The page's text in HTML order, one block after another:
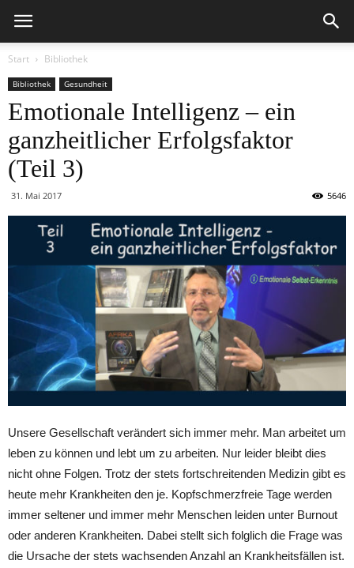
Start Bibliothek
Bibliothek Gesundheit
Emotionale Intelligenz – ein
ganzheitlicher Erfolgsfaktor
(Teil 3)
31. Mai 2017 5646
Unsere Gesellschaft verändert sich immer mehr. Man arbeitet um
leben zu können und lebt um zu arbeiten. Nur leider bleibt dies
nicht ohne Folgen. Trotz der stets fortschreitenden Medizin gibt es
heute mehr Krankheiten den je. Kopfschmerzfreie Tage werden
immer seltener und immer mehr Menschen leiden unter Burnout
oder anderen Krankheiten. Dabei stellt sich folglich die Frage was
die Ursache der stets wachsenden Anzahl an Krankheitsfällen ist.